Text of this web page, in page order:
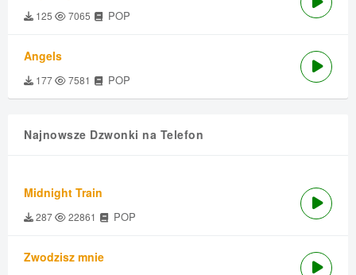
125 7065 POP
Angels
177 7581 POP
Najnowsze Dzwonki na Telefon
Midnight Train
287 22861 POP
Zwodzisz mnie